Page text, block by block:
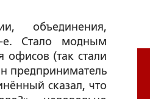
объединения,
е. Стало модным
офисов (так стали
предприниматель
сказал, что